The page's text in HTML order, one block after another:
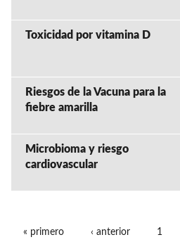
Toxicidad por vitamina D
Riesgos de la Vacuna para la
fiebre amarilla
Microbioma y riesgo
cardiovascular
« primero ‹ anterior 1